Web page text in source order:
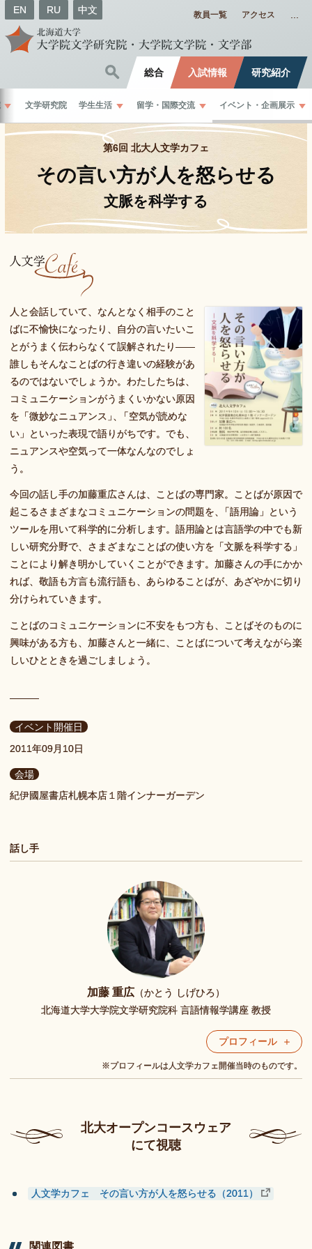
EN RU 中文 教員一覧 アクセス
総合 入試情報 研究紹介
文学研究院 学生生活 留学 ・ 国際交流 イベント ・ 企画展示
第6回 北大人文学カフェ
その言い方が人を怒らせる
文脈を科学する
人と会話していて、なんとなく相手のこと
ばに不愉快になったり、自分の言いたいこ
とがうまく伝わらなくて誤解されたり——
誰しもそんなことばの行き違いの経験があ
るのではないでしょうか。わたしたちは、
コミュニケーションがうまくいかない原因
を「微妙なニュアンス 」、
「空気が読めな
い」といった表現で語りがちです。でも、
ニュアンスや空気って一体なんなのでしょ
う。
今回の話し手の加藤重広さんは、ことばの専門家。ことばが原因で
起こるさまざまなコミュニケーションの問題を、
「語用論」という
ツールを用いて科学的に分析します。語用論とは言語学の中でも新
しい研究分野で、さまざまなことばの使い方を「文脈を科学する」
ことにより解き明かしていくことができます。加藤さんの手にかか
れば、敬語も方言も流行語も、あらゆることばが、あざやかに切り
分けられていきます。
ことばのコミュニケーションに不安をもつ方も、ことばそのものに
興味がある方も、加藤さんと一緒に、ことばについて考えながら楽
しいひとときを過ごしましょう。
イベント開催日
2011年09月10日
会場
紀伊國屋書店札幌本店１階インナーガーデン
話し手
加藤 重広 （かとう しげひろ）
北海道大学大学院文学研究院科 言語情報学講座 教授
プロフィール
※プロフィールは人文学カフェ開催当時のものです。
北大オープンコースウェア
にて視聴
人文学カフェ その言い方が人を怒らせる（2011）
関連図書